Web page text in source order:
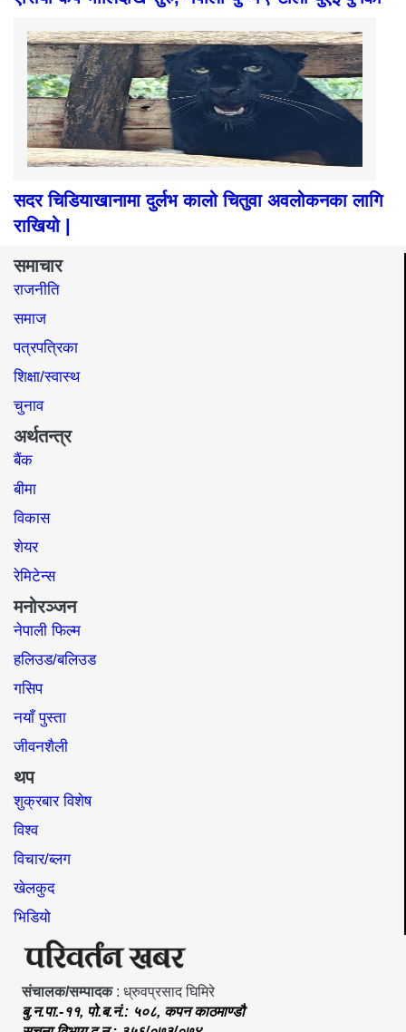
सदर चिडियाखानामा दुर्लभ कालो चितुवा अवलोकनका लागि
राखियो |
समाचार
राजनीति
समाज​
पत्रपत्रिका
शिक्षा/स्वास्थ
चुनाव
अर्थतन्त्र
बैंक
बीमा
विकास
शेयर
रेमिटेन्स
मनोरञ्जन
नेपाली फिल्म
हलिउड/बलिउड
गसिप
नयाँ पुस्ता
जीवनशैली
थप
शुक्रबार विशेष
विश्व
विचार/ब्लग
खेलकुद
भिडियो
संचालक/सम्पादक: ध्रुवप्रसाद घिमिरे
बु.न.पा.-११, पो.ब.नं.: ५०८, कपन काठमाण्डौ